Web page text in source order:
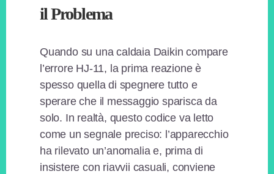
il Problema​
Quando su una caldaia Daikin compare
l’errore HJ-11, la prima reazione è
spesso quella di spegnere tutto e
sperare che il messaggio sparisca da
solo. In realtà, questo codice va letto
come un segnale preciso: l’apparecchio
ha rilevato un’anomalia e, prima di
insistere con riavvii casuali, conviene